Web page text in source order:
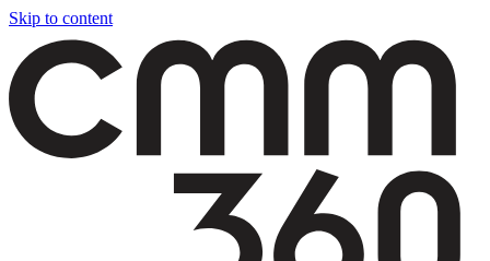
Skip to content